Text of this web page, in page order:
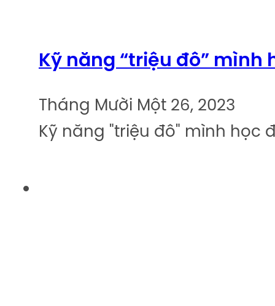
Kỹ năng “triệu đô” mình
Tháng Mười Một 26, 2023
Kỹ năng "triệu đô" mình học